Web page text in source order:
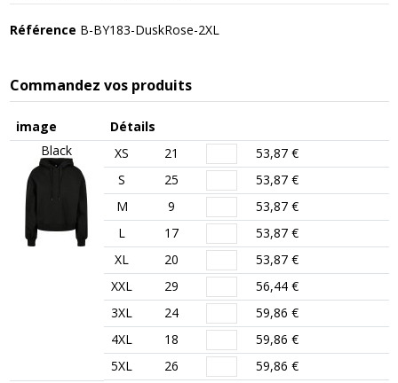
Référence B-BY183-DuskRose-2XL
Commandez vos produits
image
Détails
Black
XS 21
53,87 €
S
25
53,87 €
M
9
53,87 €
L
17
53,87 €
XL
20
53,87 €
XXL
29
56,44 €
3XL
24
59,86 €
4XL
18
59,86 €
5XL
26 59,86 €